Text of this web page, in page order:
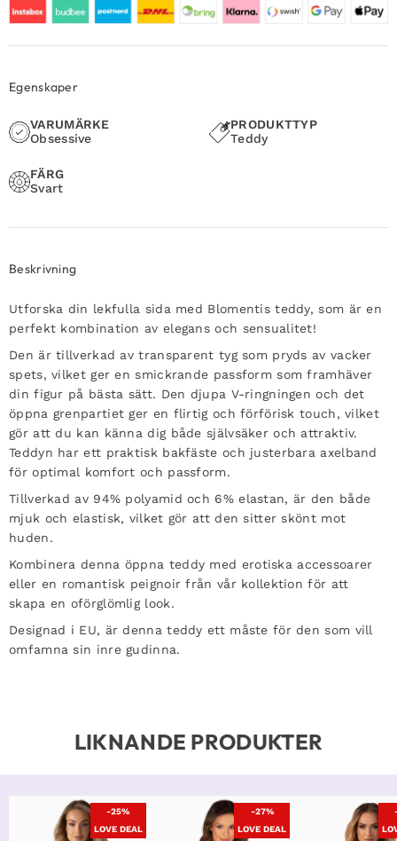
Egenskaper
VARUMÄRKE
Obsessive
PRODUKTTYP
Teddy
FÄRG
Svart
Beskrivning
Utforska din lekfulla sida med Blomentis teddy, som är en
perfekt kombination av elegans och sensualitet!
Den är tillverkad av transparent tyg som pryds av vacker
spets, vilket ger en smickrande passform som framhäver
din figur på bästa sätt. Den djupa V-ringningen och det
öppna grenpartiet ger en flirtig och förförisk touch, vilket
gör att du kan känna dig både självsäker och attraktiv.
Teddyn har ett praktisk bakfäste och justerbara axelband
för optimal komfort och passform.
Tillverkad av 94% polyamid och 6% elastan, är den både
mjuk och elastisk, vilket gör att den sitter skönt mot
huden.
Kombinera denna öppna teddy med erotiska accessoarer
eller en romantisk peignoir från vår kollektion för att
skapa en oförglömlig look.
Designad i EU, är denna teddy ett måste för den som vill
omfamna sin inre gudinna.
LIKNANDE PRODUKTER
-25%
LOVE DEAL
-27%
LOVE DEAL